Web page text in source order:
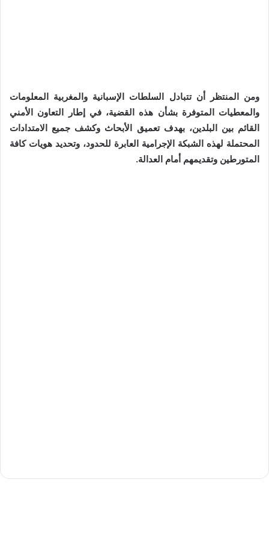
ومن المنتظر أن تتبادل السلطات الإسبانية والمغربية المعلومات
والمعطيات المتوفرة بشأن هذه القضية، في إطار التعاون الأمني
القائم بين البلدين، بهدف تعميق الأبحاث وكشف جميع الامتدادات
المحتملة لهذه الشبكة الإجرامية العابرة للحدود، وتحديد هويات كافة
المتورطين وتقديمهم أمام العدالة.